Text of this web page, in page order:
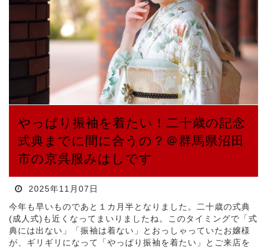
やっぱり振袖を着たい！二十歳の記念
式典までに間に合うの？＠群馬県沼田
市の京呉服みはしです
2025年11月07日
今年も早いものであと１カ月半となりました。二十歳の式典
(成人式)も近くなってまいりましたね。このタイミングで「式
典には出ない」「振袖は着ない」とおっしゃっていたお嬢様
が、ギリギリになって「やっぱり振袖を着たい」とご来店を